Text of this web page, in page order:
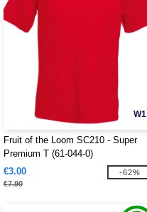
W1
Fruit of the Loom SC210 - Super
Premium T (61-044-0)
€3.00
€7.90
-62%